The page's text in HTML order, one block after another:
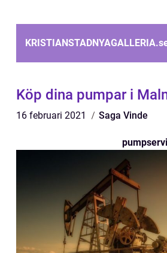
KRISTIANSTADNYAGALLERIA.
Köp dina pumpar i
16 februari 2021 Saga Vinde